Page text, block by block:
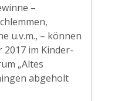
–
u.v.m., – können
2017 im Kinder-
„Altes
abgeholt